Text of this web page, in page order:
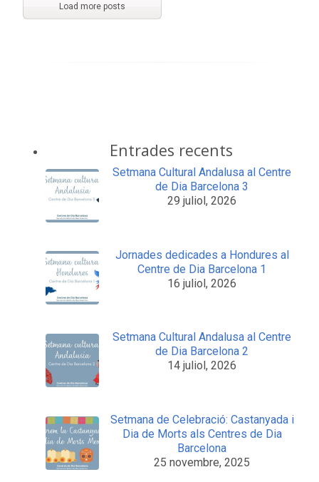
Load more posts
Entrades recents
Setmana Cultural Andalusa al Centre
de Dia Barcelona 3
29 juliol, 2026
Jornades dedicades a Hondures al
Centre de Dia Barcelona 1
16 juliol, 2026
Setmana Cultural Andalusa al Centre
de Dia Barcelona 2
14 juliol, 2026
Setmana de Celebració: Castanyada i
Dia de Morts als Centres de Dia
Barcelona
25 novembre, 2025